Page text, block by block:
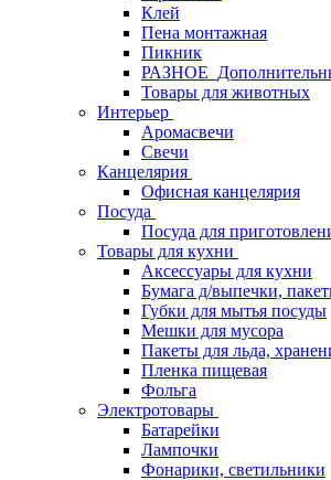
Клей
Пена монтажная
Пикник
Товары для животных
Интерьер
Аромасвечи
Свечи
Канцелярия
Офисная канцелярия
Посуда
Посуда для
Товары для кухни
Аксессуары для кухни
Бумага д/выпечки,
Губки для мытья посуды
Мешки для мусора
Пакеты для льда,
Пленка пищевая
Фольга
Электротовары
Батарейки
Лампочки
Фонарики, светильники